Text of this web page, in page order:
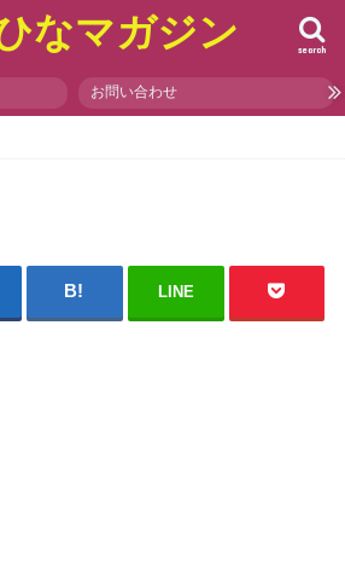
なマガジン search
お問い合わせ
LINE